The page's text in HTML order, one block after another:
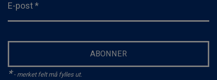
E-post *
ABONNER
*- merket felt må fylles ut.